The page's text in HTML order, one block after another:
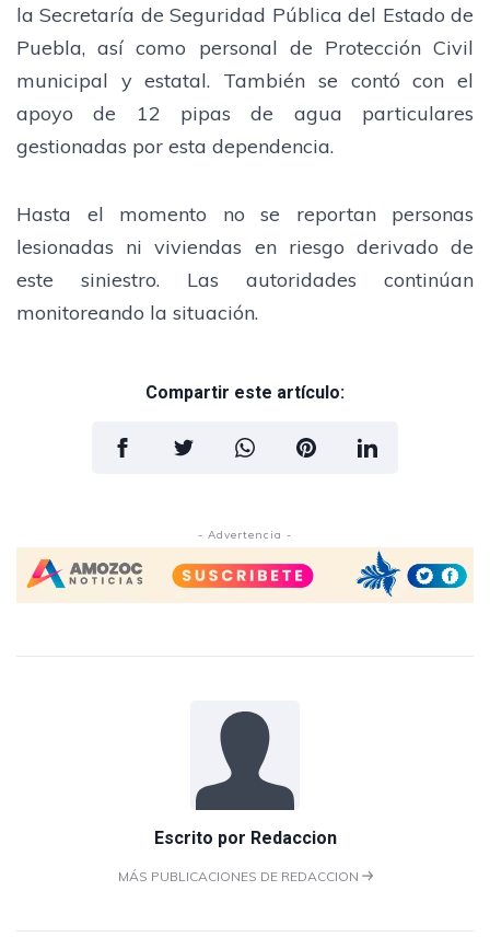
la Secretaría de Seguridad Pública del Estado de
Puebla, así como personal de Protección Civil
municipal y estatal. También se contó con el
apoyo de 12 pipas de agua particulares
gestionadas por esta dependencia.
Hasta el momento no se reportan personas
lesionadas ni viviendas en riesgo derivado de
este siniestro. Las autoridades continúan
monitoreando la situación.
Compartir este artículo:
- Advertencia -
Escrito por Redaccion
MÁS PUBLICACIONES DE REDACCION